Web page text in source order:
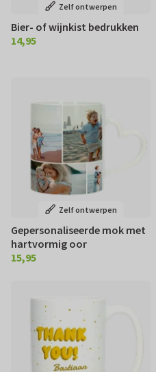
Zelf ontwerpen
Bier- of wijnkist bedrukken
€ 14,95
14,95
Zelf ontwerpen
Gepersonaliseerde mok met
hartvormig oor
€ 15,95
15,95